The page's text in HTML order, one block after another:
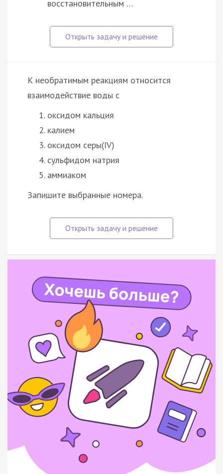
восстановительным …
К необратимым реакциям относится
взаимодействие воды с
оксидом кальция
калием
оксидом серы(IV)
сульфидом натрия
аммиаком
Запишите выбранные номера.